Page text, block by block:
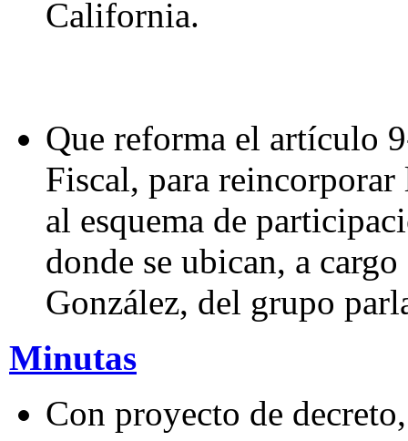
California.
Que reforma el artículo
Fiscal, para reincorporar
al esquema de
donde se ubican, a
González, del grupo
Minutas
Con proyecto de